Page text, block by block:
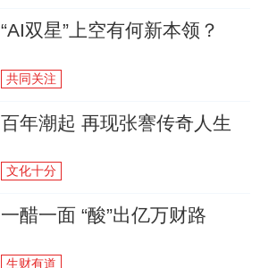
“AI双星”上空有何新本领？
共同关注
百年潮起 再现张謇传奇人生
文化十分
一醋一面 “酸”出亿万财路
生财有道